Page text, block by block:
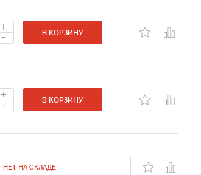
+
- В КОРЗИНУ
+
- В КОРЗИНУ
НЕТ НА СКЛАДЕ